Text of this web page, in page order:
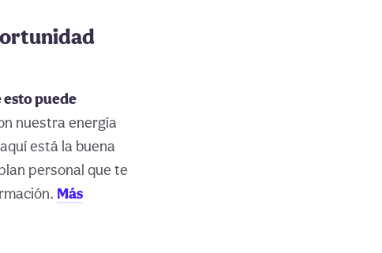
esto puede
nuestra energía
está la buena
personal que te
Más